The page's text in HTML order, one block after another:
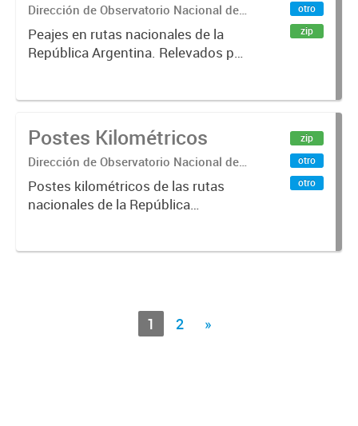
Dirección de Observatorio Nacional de
Transporte
Peajes en rutas nacionales de la
República Argentina. Relevados por
otro
zip
Postes Kilométricos
Dirección de Observatorio Nacional de
Transporte
Postes kilométricos de las rutas
nacionales de la República
2019 .-
zip
otro
otro
1 2 »